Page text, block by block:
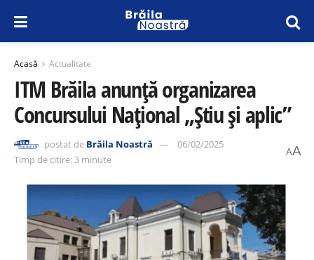
Acasă Actualitate
ITM Brăila anunță organizarea
Concursului Național „Știu și aplic”
postat de Brăila Noastră
06/02/2025
Timp de citire: 3 minute
AA